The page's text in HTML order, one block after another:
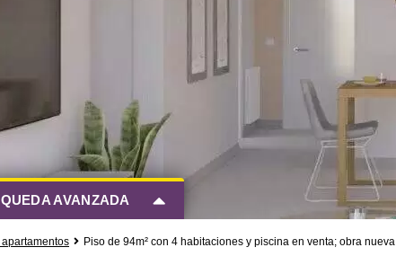
AVANZADA
apartamentos Piso de 94m² con 4 habitaciones y piscina en venta; obra nueva